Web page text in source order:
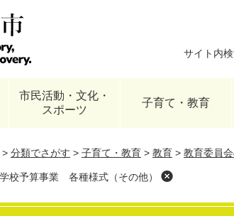
サイト内
市民活動・文化・
スポーツ
子育て・教育
> 分類でさがす > 子育て・教育 > 教育 > 教育委員
校予算事業 各種様式（その他）